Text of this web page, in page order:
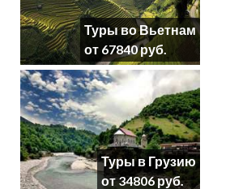
Туры во Вьетнам
от 67840 руб.
Туры в Грузию
от 34806 руб.